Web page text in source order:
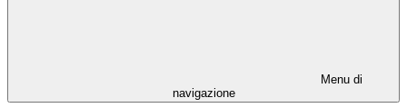
Menu di
navigazione